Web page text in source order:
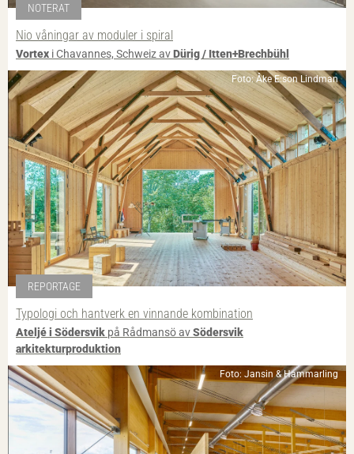
NOTERAT
Nio våningar av moduler i spiral
Vortex i Chavannes, Schweiz avDürig / Itten+Brechbühl
Foto: Åke E:son Lindman
REPORTAGE
Typologi och hantverk en vinnande kombination
Ateljé i Södersvik på Rådmansö avSödersvik
arkitekturproduktion
Foto: Jansin & Hammarling